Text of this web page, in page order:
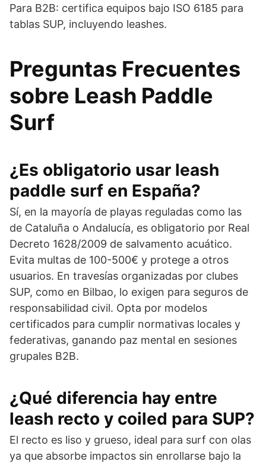
Para B2B: certifica equipos bajo ISO 6185 para
tablas SUP, incluyendo leashes.
Preguntas Frecuentes
sobre Leash Paddle
Surf
¿Es obligatorio usar leash
paddle surf en España?
Sí, en la mayoría de playas reguladas como las
de Cataluña o Andalucía, es obligatorio por Real
Decreto 1628/2009 de salvamento acuático.
Evita multas de 100-500€ y protege a otros
usuarios. En travesías organizadas por clubes
SUP, como en Bilbao, lo exigen para seguros de
responsabilidad civil. Opta por modelos
certificados para cumplir normativas locales y
federativas, ganando paz mental en sesiones
grupales B2B.
¿Qué diferencia hay entre
leash recto y coiled para SUP?
El recto es liso y grueso, ideal para surf con olas
ya que absorbe impactos sin enrollarse bajo la